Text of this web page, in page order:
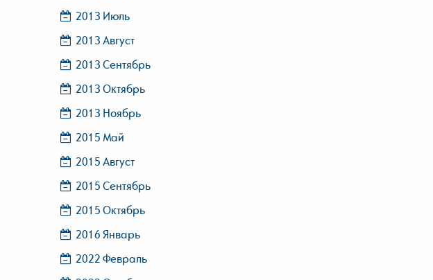
2013 Июль
2013 Август
2013 Сентябрь
2013 Октябрь
2013 Ноябрь
2015 Май
2015 Август
2015 Сентябрь
2015 Октябрь
2016 Январь
2022 Февраль